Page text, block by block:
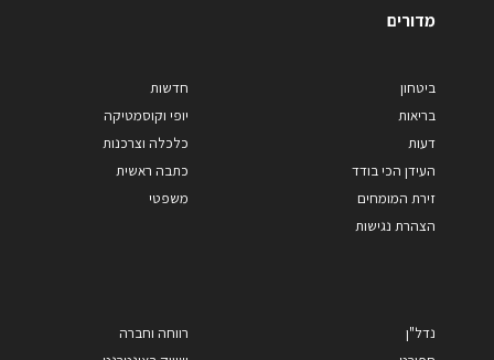
מדורים
ביטחון
בריאות
דעות
העידן הכי בודד
זירת המומחים
הצהרת נגישות
חדשות
יופי וקוסמטיקה
כלכלה וצרכנות
כתבה ראשית
משפטי
נדל"ן
רווחה וחברה